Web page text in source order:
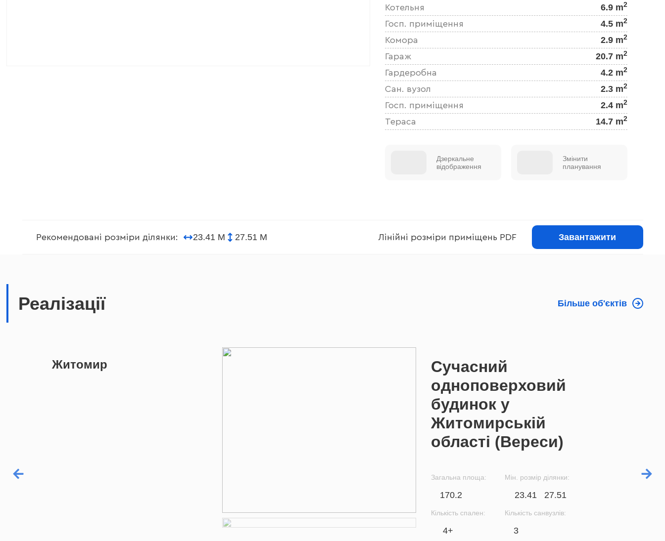
Котельня 6.9 m2
Госп. приміщення 4.5 m2
Комора 2.9 m2
Гараж 20.7 m2
Гардеробна 4.2 m2
Сан. вузол 2.3 m2
Госп. приміщення 2.4 m2
Тераса 14.7 m2
Дзеркальне
відображення
Змінити
планування
Рекомендовані розміри ділянки: 23.41 М 27.51 М Лінійні розміри приміщень PDF Завантажити
Реалізації Більше об'єктів
Житомир
Сучасний
одноповерховий
будинок у
Житомирській
області (Вереси)
Загальна площа:
170.2
Кількість спален:
4+
Мін. розмір ділянки:
23.41 27.51
Кількість санвузлів:
3